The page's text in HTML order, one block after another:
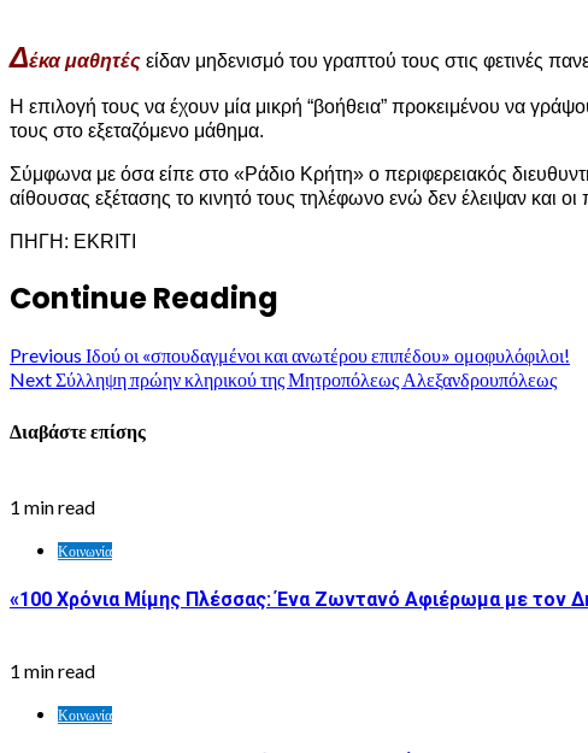
Δέκα μαθητές είδαν μηδενισμό του γραπτού τους στις φετινές
Η επιλογή τους να έχουν μία μικρή “βοήθεια” προκειμένου να
τους στο εξεταζόμενο μάθημα.
Σύμφωνα με όσα είπε στο «Ράδιο Κρήτη» ο περιφερειακός
αίθουσας εξέτασης το κινητό τους τηλέφωνο ενώ δεν έλειψαν και
ΠΗΓΗ: EKRITI
Continue Reading
Previous Ιδού οι «σπουδαγμένοι και ανωτέρου επιπέδου» ομοφυλόφιλοι!
NextΣύλληψη πρώην κληρικού της Μητροπόλεως Αλεξανδρουπόλεως
Διαβάστε επίσης
1 min read
Κοινωνία
«100 Χρόνια Μίμης Πλέσσας: Ένα Ζωντανό Αφιέρωμα με τον
1 min read
Κοινωνία